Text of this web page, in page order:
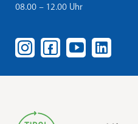
08.00 – 12.00 Uhr